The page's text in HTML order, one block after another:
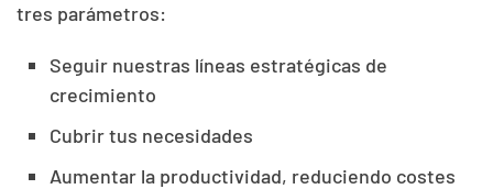
tres parámetros:
Seguir nuestras líneas estratégicas de
crecimiento
Cubrir tus necesidades
Aumentar la productividad, reduciendo costes